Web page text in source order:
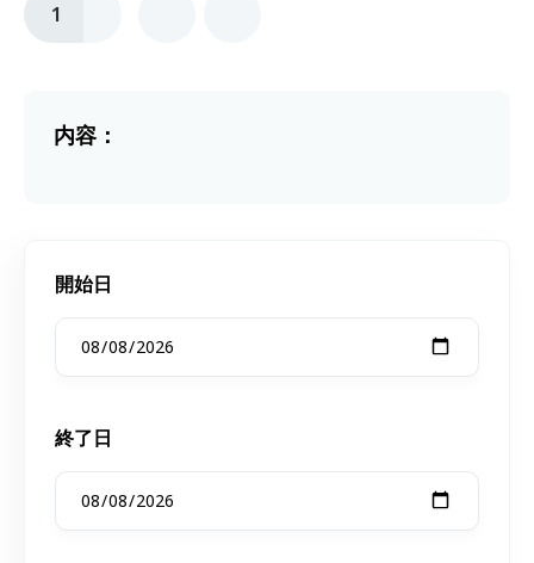
1
内容：
開始日
終了日